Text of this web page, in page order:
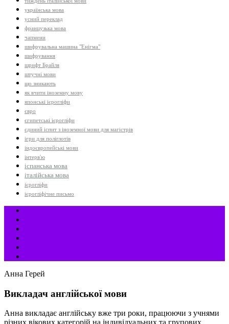
українська мова
усний переклад
французька мова
чапмени
шифрувальна машина "Енігма"
шифрування
шрифт Брайля
штучні мови
що зникають
як вчити іноземну мову
японські ієрогліфи
євро
єгипетські ієрогліфи
єдиний іспит з іноземної мови для магістрів
ігри для поліглотів
індоєвропейські мови
інтерв'ю
іспанська мова
італійська мова
ієрогліфи
ієрогліфічне письмо
Анна Герей
Викладач англійської мови
Анна викладає англійську вже три роки, працюючи з учнями